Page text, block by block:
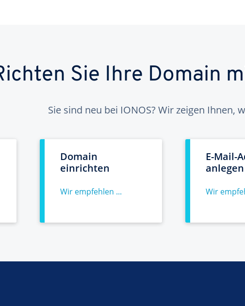
Sie Ihre Domain
Sie sind neu bei IONOS? Wir zeigen Ihnen,
Domain
einrichten
Wir empfehlen ...
E-Mail-
anlegen
Wir